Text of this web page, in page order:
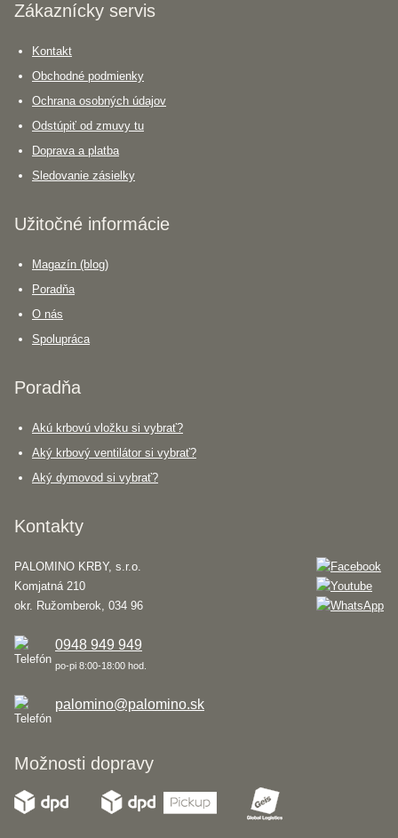
Zákaznícky servis
Kontakt
Obchodné podmienky
Ochrana osobných údajov
Odstúpiť od zmuvy tu
Doprava a platba
Sledovanie zásielky
Užitočné informácie
Magazín (blog)
Poradňa
O nás
Spolupráca
Poradňa
Akú krbovú vložku si vybrať?
Aký krbový ventilátor si vybrať?
Aký dymovod si vybrať?
Kontakty
PALOMINO KRBY, s.r.o.
Komjatná 210
okr. Ružomberok, 034 96
0948 949 949
po-pi 8:00-18:00 hod.
palomino@palomino.sk
Možnosti dopravy